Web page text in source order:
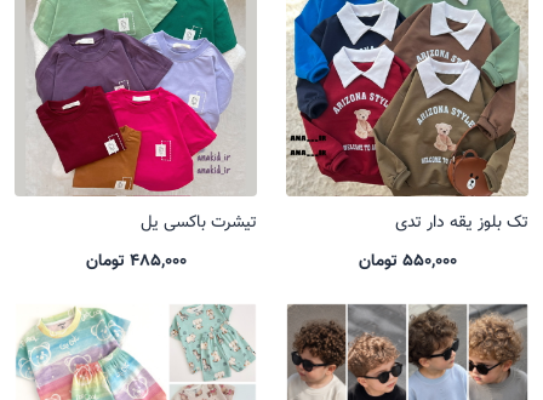
تک بلوز یقه دار تدی
550,000 تومان
تیشرت باکسی یل
485,000 تومان